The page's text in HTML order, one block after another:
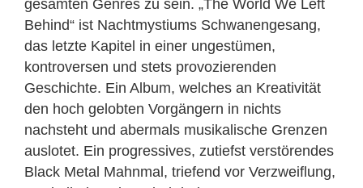
gesamten Genres zu sein. „The World We Left
Behind“ ist Nachtmystiums Schwanengesang,
das letzte Kapitel in einer ungestümen,
kontroversen und stets provozierenden
Geschichte. Ein Album, welches an Kreativität
den hoch gelobten Vorgängern in nichts
nachsteht und abermals musikalische Grenzen
auslotet. Ein progressives, zutiefst verstörendes
Black Metal Mahnmal, triefend vor Verzweiflung,